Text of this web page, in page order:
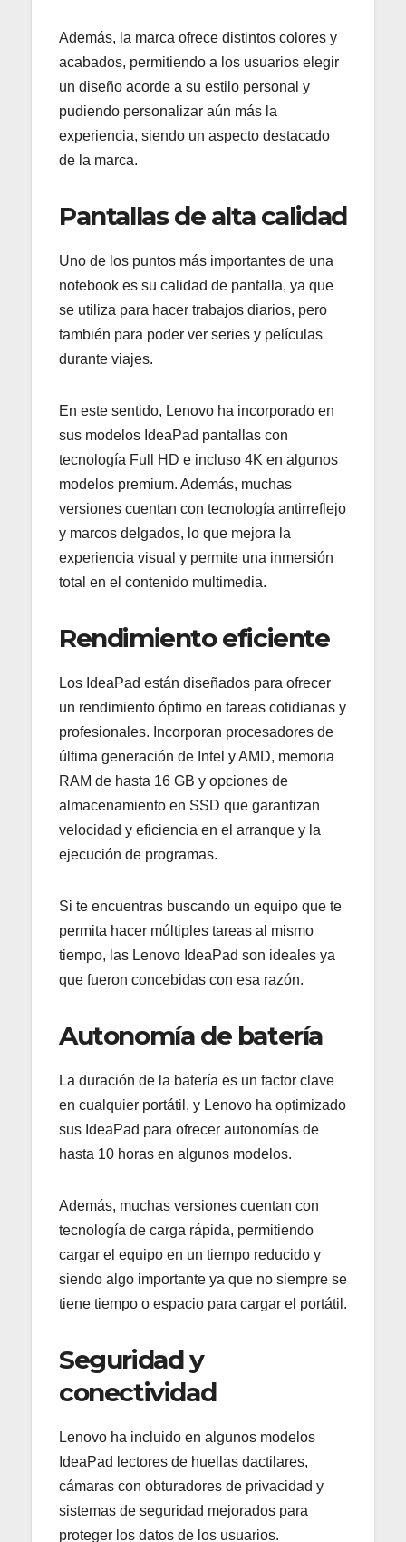
Además, la marca ofrece distintos colores y
acabados, permitiendo a los usuarios elegir
un diseño acorde a su estilo personal y
pudiendo personalizar aún más la
experiencia, siendo un aspecto destacado
de la marca.
Pantallas de alta calidad
Uno de los puntos más importantes de una
notebook es su calidad de pantalla, ya que
se utiliza para hacer trabajos diarios, pero
también para poder ver series y películas
durante viajes.
En este sentido, Lenovo ha incorporado en
sus modelos IdeaPad pantallas con
tecnología Full HD e incluso 4K en algunos
modelos premium. Además, muchas
versiones cuentan con tecnología antirreflejo
y marcos delgados, lo que mejora la
experiencia visual y permite una inmersión
total en el contenido multimedia.
Rendimiento eficiente
Los IdeaPad están diseñados para ofrecer
un rendimiento óptimo en tareas cotidianas y
profesionales. Incorporan procesadores de
última generación de Intel y AMD, memoria
RAM de hasta 16 GB y opciones de
almacenamiento en SSD que garantizan
velocidad y eficiencia en el arranque y la
ejecución de programas.
Si te encuentras buscando un equipo que te
permita hacer múltiples tareas al mismo
tiempo, las Lenovo IdeaPad son ideales ya
que fueron concebidas con esa razón.
Autonomía de batería
La duración de la batería es un factor clave
en cualquier portátil, y Lenovo ha optimizado
sus IdeaPad para ofrecer autonomías de
hasta 10 horas en algunos modelos.
Además, muchas versiones cuentan con
tecnología de carga rápida, permitiendo
cargar el equipo en un tiempo reducido y
siendo algo importante ya que no siempre se
tiene tiempo o espacio para cargar el portátil.
Seguridad y
conectividad
Lenovo ha incluido en algunos modelos
IdeaPad lectores de huellas dactilares,
cámaras con obturadores de privacidad y
sistemas de seguridad mejorados para
proteger los datos de los usuarios.